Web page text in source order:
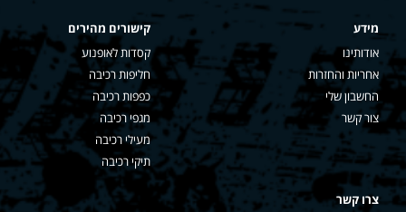
מידע
אודותינו
אחריות והחזרות
החשבון שלי
צור קשר
קישורים מהירים
קסדות לאופנוע
חליפות רכיבה
כפפות רכיבה
מגפי רכיבה
מעילי רכיבה
תיקי רכיבה
צרו קשר